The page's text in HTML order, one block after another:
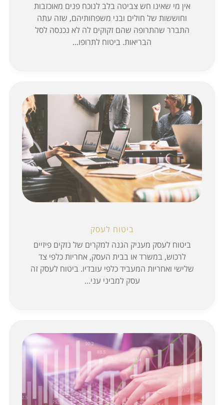
אין מי שאינו חש צביטה בלב לנוכח פנים מאוכזבות
וחוששות של חולים ובני משפחותיהם, שזה עתה
התברר שהתרופה שהם זקוקים לה לא נכנסה לסל
הבריאות. ביטוח לתרופו...
ביטוח לעסק
ביטוח לעסק מעניק הגנה למקרים של נזקים פיזיים
לרכוש, במשרד או בבית העסק, אחריות כלפי צד
שלישי ואחריות המעביד כלפי עובדיו. ביטוח לעסק זה
עסק למביני עני...